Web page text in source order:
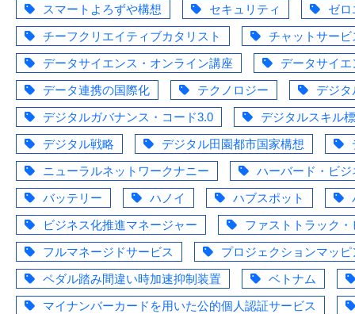
スマートよろずや構想
セキュリティ
ゼロ
チーフクリエイティブカタリスト
チャットサービ
データサイエンス・オンライン講座
データサイ
データ連携の国際化
テクノロジー
デジ
デジタルガバナンス・コード3.0
デジタルスキル
デジタル戦略
デジタル田園都市国家構想
ニューラルネットワークナニー
ハーバード・ビ
バッテリー
ハノイ ハブスポット
ビジネス化推進マネージャー
ファストトラック・
フルマネージドサービス
プロジェクションマッピ
ペダル踏み間違い時加速抑制装置
ベトナム
マイナンバーカードを用いた公的個人認証サービス